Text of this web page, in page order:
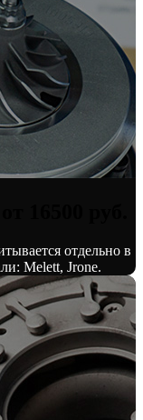
отдельно в
Melett, Jrone.